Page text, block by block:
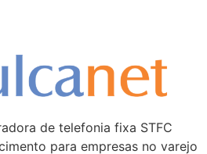
de telefonia fixa STFC
para empresas no varejo